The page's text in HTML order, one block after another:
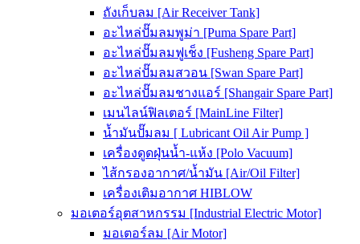
ถังเก็บลม [Air Receiver Tank]
อะไหล่ปั๊มลมพูม่า [Puma Spare Part]
อะไหล่ปั๊มลมฟูเช็ง [Fusheng Spare Part]
อะไหล่ปั๊มลมสวอน [Swan Spare Part]
อะไหล่ปั๊มลมชางแอร์ [Shangair Spare Part]
เมนไลน์ฟิลเตอร์ [MainLine Filter]
น้ำมันปั๊มลม [ Lubricant Oil Air Pump ]
เครื่องดูดฝุ่นน้ำ-แห้ง [Polo Vacuum]
ไส้กรองอากาศ/น้ำมัน [Air/Oil Filter]
เครื่องเติมอากาศ HIBLOW
มอเตอร์อุตสาหกรรม [Industrial Electric Motor]
มอเตอร์ลม [Air Motor]